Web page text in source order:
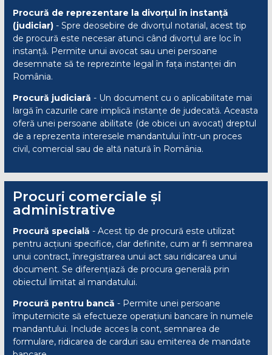
Procură de reprezentare la divorțul în instanță
(judiciar) - Spre deosebire de divorțul notarial, acest tip
de procură este necesar atunci când divorțul are loc în
instanță. Permite unui avocat sau unei persoane
desemnate să te reprezinte legal în fața instanței din
România.
Procură judiciară - Un document cu o aplicabilitate mai
largă în cazurile care implică instanțe de judecată. Aceasta
oferă unei persoane abilitate (de obicei un avocat) dreptul
de a reprezenta interesele mandantului într-un proces
civil, comercial sau de altă natură în România.
Procuri comerciale și
administrative
Procură specială - Acest tip de procură este utilizat
pentru acțiuni specifice, clar definite, cum ar fi semnarea
unui contract, înregistrarea unui act sau ridicarea unui
document. Se diferențiază de procura generală prin
obiectul limitat al mandatului.
Procură pentru bancă - Permite unei persoane
împuternicite să efectueze operațiuni bancare în numele
mandantului. Include acces la cont, semnarea de
formulare, ridicarea de carduri sau emiterea de mandate